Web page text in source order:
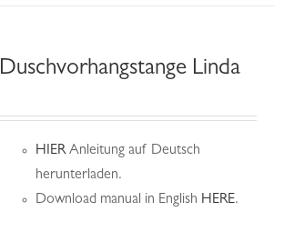
Duschvorhangstange Linda
HIERAnleitung auf Deutsch
herunterladen.
Download manual in English HERE.